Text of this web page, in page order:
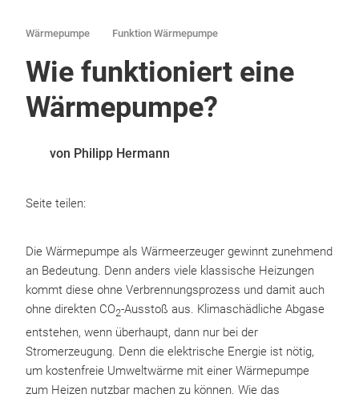
Wärmepumpe Funktion Wärmepumpe
Wie funktioniert eine
Wärmepumpe?
von Philipp Hermann
Seite teilen:
Die Wärmepumpe als Wärmeerzeuger gewinnt zunehmend
an Bedeutung. Denn anders viele klassische Heizungen
kommt diese ohne Verbrennungsprozess und damit auch
ohne direkten CO2-Ausstoß aus. Klimaschädliche Abgase
entstehen, wenn überhaupt, dann nur bei der
Stromerzeugung. Denn die elektrische Energie ist nötig,
um kostenfreie Umweltwärme mit einer Wärmepumpe
zum Heizen nutzbar machen zu können. Wie das